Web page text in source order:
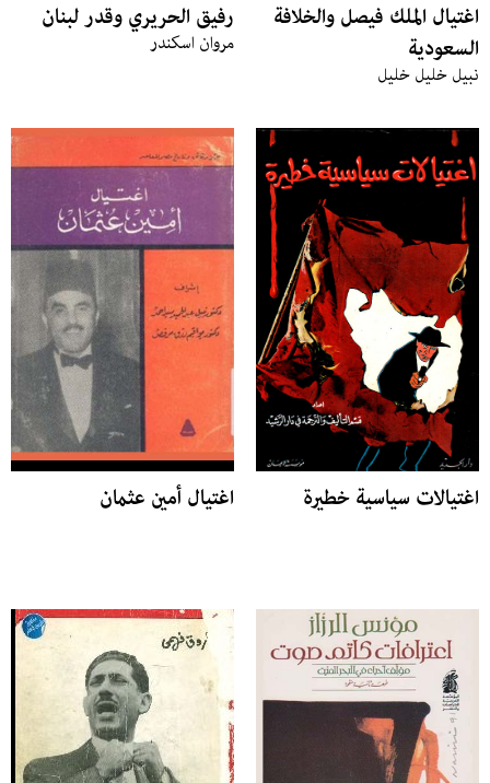
اغتيال الملك فيصل والخلافة
السعودية
نبيل خليل خليل
رفيق الحريري وقدر لبنان
مروان اسكندر
اغتيالات سياسية خطيرة اغتيال أمين عثمان